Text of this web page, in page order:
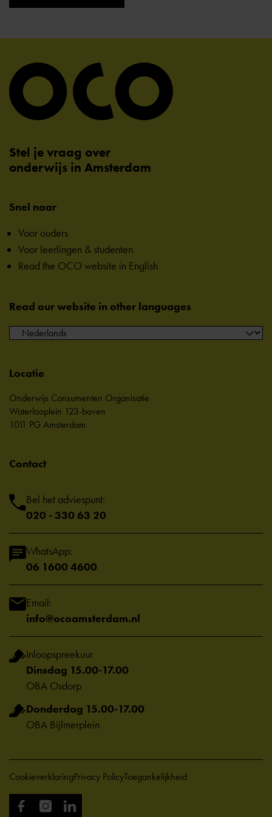
Stel je vraag over
onderwijs in Amsterdam
Snel naar
Voor ouders
Voor leerlingen & studenten
Read the OCO website in English
Read our website in other languages
Locatie
Onderwijs Consumenten Organisatie
Waterlooplein 123-boven
1011 PG Amsterdam
Contact
Bel het adviespunt:
020 - 330 63 20
WhatsApp:
06 1600 4600
Email:
info@ocoamsterdam.nl
Inloopspreekuur
Dinsdag 15.00-17.00
OBA Osdorp
Donderdag 15.00-17.00
OBA Bijlmerplein
CookieverklaringPrivacy PolicyToegankelijkheid